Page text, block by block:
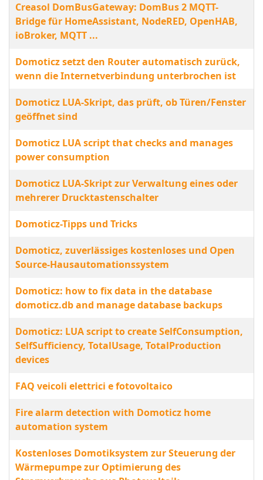
Creasol DomBusGateway: DomBus 2 MQTT-
Bridge für HomeAssistant, NodeRED, OpenHAB,
ioBroker, MQTT ...
Domoticz setzt den Router automatisch zurück,
wenn die Internetverbindung unterbrochen ist
Domoticz LUA-Skript, das prüft, ob Türen/Fenster
geöffnet sind
Domoticz LUA script that checks and manages
power consumption
Domoticz LUA-Skript zur Verwaltung eines oder
mehrerer Drucktastenschalter
Domoticz-Tipps und Tricks
Domoticz, zuverlässiges kostenloses und Open
Source-Hausautomationssystem
Domoticz: how to fix data in the database
domoticz.db and manage database backups
Domoticz: LUA script to create SelfConsumption,
SelfSufficiency, TotalUsage, TotalProduction
devices
FAQ veicoli elettrici e fotovoltaico
Fire alarm detection with Domoticz home
automation system
Kostenloses Domotiksystem zur Steuerung der
Wärmepumpe zur Optimierung des